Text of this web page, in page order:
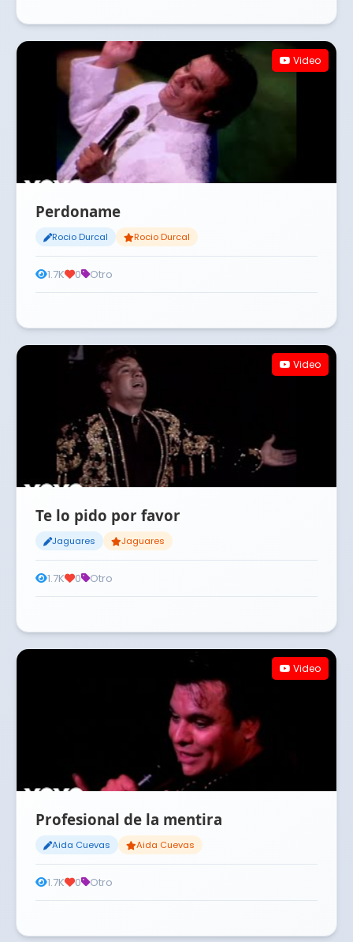
Video
Perdoname
Rocio Durcal Rocio Durcal
1.7K 0 Otro
Video
Te lo pido por favor
Jaguares Jaguares
1.7K 0 Otro
Video
Profesional de la mentira
Aida Cuevas Aida Cuevas
1.7K 0 Otro